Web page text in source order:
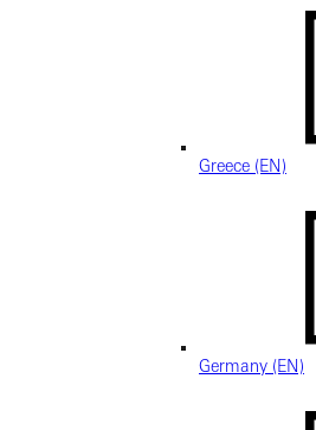
Greece (EN)
Germany (EN)